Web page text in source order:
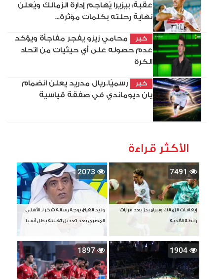
عقبة: بيزيرا يُهاجم إدارة الزمالك ويُعلن
نهاية رحلته بكلمات مؤثرة...
خبر
محامي زيزو يفجر مفاجأة ويؤكد
عدم حصوله على أي حيثيات من اتحاد
الكرة
خبر
رسميًا..ريال مدريد يعلن انضمام
يان ديوماندي في صفقة قياسية
الأكثر قراءة
7491
إيقافات الزمالك وبيراميدز بعد قرارات
رابطة الأندية
2073
وليد الفراج يوجه رسالة شكر لـ الأهلي
المصري بعد تعديل تهنئة بطل آسيا
1904
1897